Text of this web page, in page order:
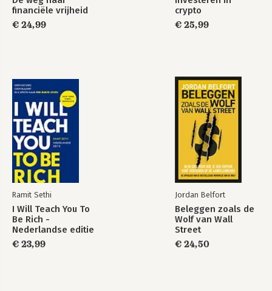
financiële vrijheid
€ 24,99
crypto
€ 25,99
Ramit Sethi
I Will Teach You To
Be Rich -
Nederlandse editie
€ 23,99
Jordan Belfort
Beleggen zoals de
Wolf van Wall
Street
€ 24,50